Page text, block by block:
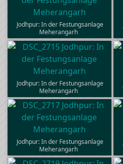
Jodhpur: In der Festungsanlage
Meherangarh
Jodhpur: In der Festungsanlage
Meherangarh
Jodhpur: In der Festungsanlage
Meherangarh